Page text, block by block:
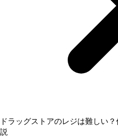
ドラッグストアのレジは難しい
説